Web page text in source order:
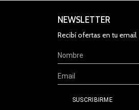
NEWSLETTER
Recibí ofertas en tu email